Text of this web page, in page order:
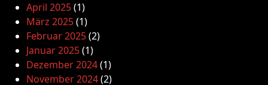
April 2025(1)
März 2025(1)
Februar 2025(2)
Januar 2025(1)
Dezember 2024(1)
November 2024(2)